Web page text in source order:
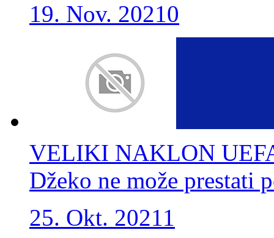
19. Nov. 20210
VELIKI NAKLON
Džeko ne može prestati
25. Okt. 20211